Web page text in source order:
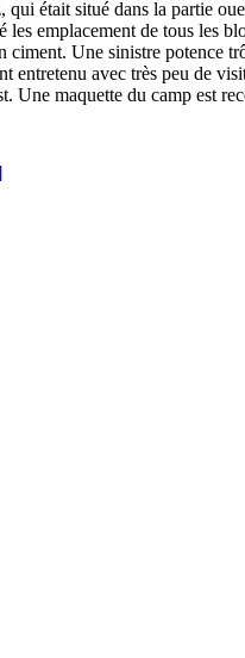
était situé dans la partie
emplacement de tous les
Une sinistre potence
avec très peu de
maquette du camp est